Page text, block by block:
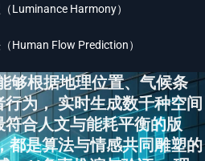
Luminance Harmony）
Human Flow Prediction）
够根据地理位置、气候条
为， 实时生成数千种空间
合人文与能耗平衡的版
都是算法与情感共同雕塑的